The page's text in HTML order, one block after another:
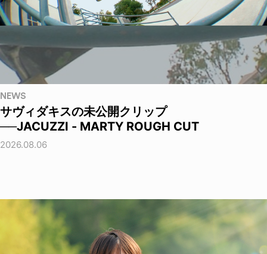
NEWS
サヴィダキスの未公開クリップ
──JACUZZI - MARTY ROUGH CUT
2026.08.06